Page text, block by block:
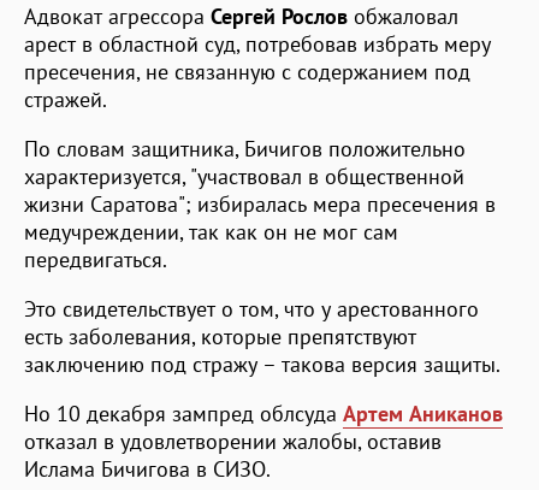
Адвокат агрессора Сергей Рослов обжаловал
арест в областной суд, потребовав избрать меру
пресечения, не связанную с содержанием под
стражей.
По словам защитника, Бичигов положительно
характеризуется, "участвовал в общественной
жизни Саратова"; избиралась мера пресечения в
медучреждении, так как он не мог сам
передвигаться.
Это свидетельствует о том, что у арестованного
есть заболевания, которые препятствуют
заключению под стражу – такова версия защиты.
Но 10 декабря зампред облсуда Артем Аниканов
отказал в удовлетворении жалобы, оставив
Ислама Бичигова в СИЗО.